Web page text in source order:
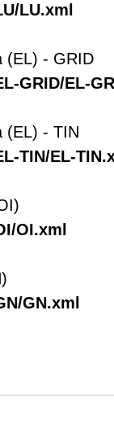
LU.xml
(EL) - GRID
GRID/EL-
(EL) - TIN
TIN/EL-
OI.xml
GN.xml